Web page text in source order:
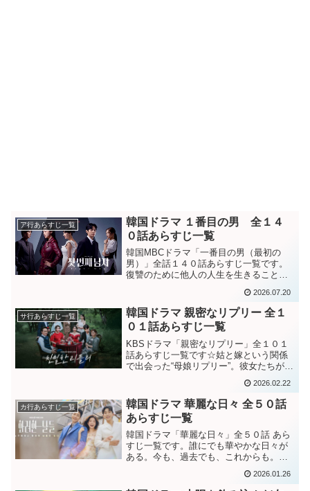
ア行あらすじ一覧
韓国ドラマ １番目の男 全１４
０話あらすじ一覧
韓国MBCドラマ「一番目の男（最初の
男）」全話１４０話あらすじ一覧です。
復讐のために他人の人生を生きることに
人生を奪った女――二人の女が命を懸け
て繰り広げる、致命的な対決を描いたド
ラマ。韓国ドラマ「一番目...
2026.07.20
サ行あらすじ一覧
韓国ドラマ 親密なリプリー 全１
０１話あらすじ一覧
KBSドラマ「親密なリプリー」全１０１
話あらすじ一覧です☆姑と嫁という関係
で出会った“母娘リプリー”。彼女たちが名
巧妙な嘘と策略を駆使して繰り広げる愛
憎劇。挑発的でユーモラス、そして涙を
誘う感動の人生逆転...
2026.02.22
カ行あらすじ一覧
韓国ドラマ 華麗な日々 全５０話
あらすじ一覧
韓国ドラマ「華麗な日々」全５０話 あら
すじ一覧です。誰にでも華やかな日々が
ある。今も、過去でも、これからも。そ
関する世代共感家族ドラマ。韓国ドラマ
2026.01.26